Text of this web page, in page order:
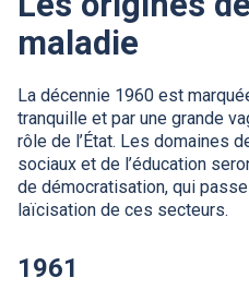
maladie
La décennie 1960 est
tranquille et par une grande
rôle de l’État. Les domaines
sociaux et de l’éducation
de démocratisation, qui
laïcisation de ces secteurs.
1961